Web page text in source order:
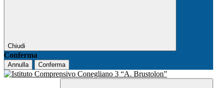
Chiudi
Conferma
Annulla Conferma